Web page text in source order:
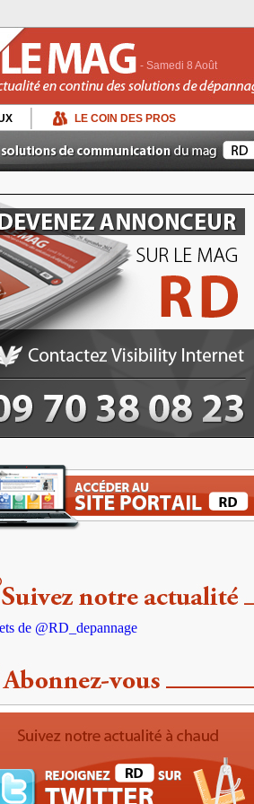
- Samedi 8 Août
LE COIN DES PROS
de @RD_depannage